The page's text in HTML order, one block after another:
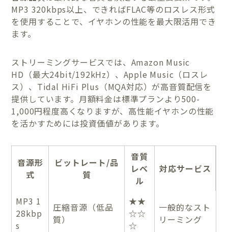
MP3 320kbps以上、できればFLAC等のロスレス形式
を使用することで、イヤホンの性能を最大限活用でき
ます。
ストリーミングサービスでは、Amazon Music
HD（最大24bit/192kHz）、Apple Music（ロスレ
ス）、Tidal HiFi Plus（MQA対応）が高音質配信を
提供しています。月額料金は標準プランより500-
1,000円程度高くなりますが、高性能イヤホンの性能
を活かすためには投資価値があります。
音源形
式
ビットレート/品
質
音質
レベ
ル
対応サービス
MP3 1
28kbp
s
圧縮音源（低品
質）
★★
☆☆
☆
一般的なスト
リーミング